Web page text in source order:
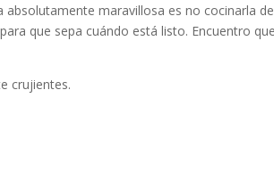
absolutamente maravillosa es no cocinarla
que sepa cuándo está listo. Encuentro
crujientes.